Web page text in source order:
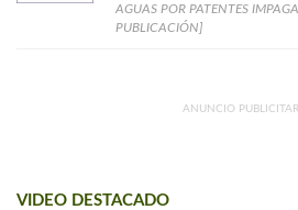
AGUAS POR PATENTES
PUBLICACIÓN]
ANUNCIO
VIDEO DESTACADO